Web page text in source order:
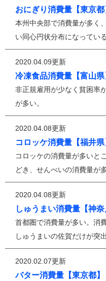
おにぎり消費量【東京都
本州中央部で消費量が多く
い同心円状分布になっている
2020.04.09更新
冷凍食品消費量【富山県
非正規雇用が少なく貧困率
が多い。
2020.04.08更新
コロッケ消費量【福井県
コロッケの消費量が多いと
どき、せんべいの消費量が
2020.04.08更新
しゅうまい消費量【神奈
首都圏で消費量が多い。消
しゅうまいの佐賀だけが突
2020.02.07更新
バター消費量【東京都】